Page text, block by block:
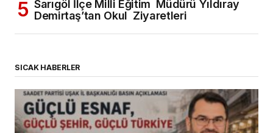
Sarıgöl İlçe Milli Eğitim Müdürü Yıldıray
Demirtaş’tan Okul Ziyaretleri
SICAK HABERLER